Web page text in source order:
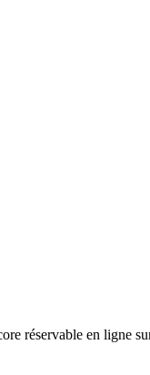
réservable en ligne